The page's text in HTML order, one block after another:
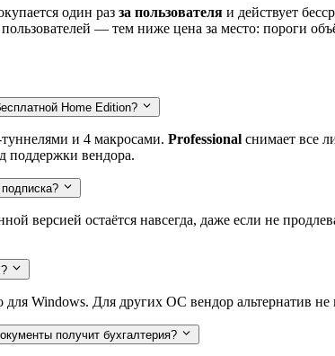
один раз за пользователя и действует
— тем ниже цена за место: пороги
Home Edition?
и 4 макросами. Professional снимает все
поддержки вендора.
версией остаётся навсегда, даже если не
Windows. Для других ОС вендор альтернатив не
получит бухгалтерия?